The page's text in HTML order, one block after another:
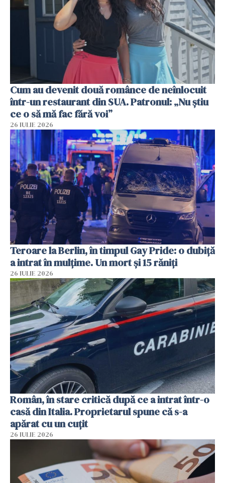
Cum au devenit două românce de neînlocuit
într-un restaurant din SUA. Patronul: „Nu știu
ce o să mă fac fără voi”
26 IULIE 2026
Teroare la Berlin, în timpul Gay Pride: o dubiță
a intrat în mulțime. Un mort și 15 răniți
26 IULIE 2026
Român, în stare critică după ce a intrat într-o
casă din Italia. Proprietarul spune că s-a
apărat cu un cuțit
26 IULIE 2026